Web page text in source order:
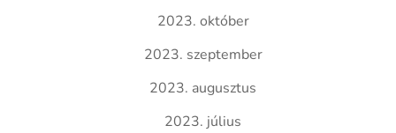
2023. október
2023. szeptember
2023. augusztus
2023. július